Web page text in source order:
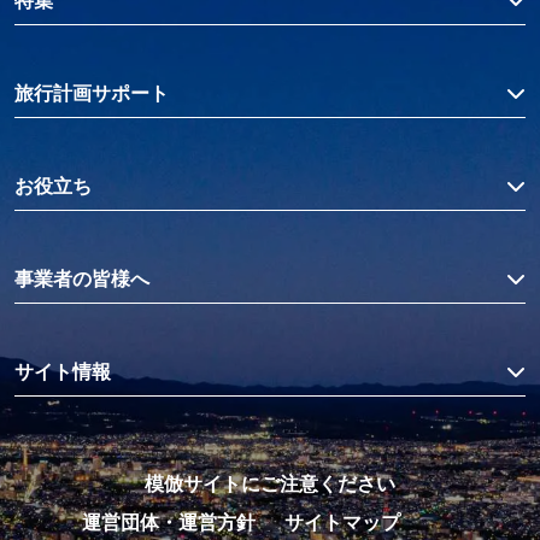
旅行計画サポート
お役立ち
事業者の皆様へ
サイト情報
模倣サイトにご注意ください
運営団体・運営方針
サイトマップ